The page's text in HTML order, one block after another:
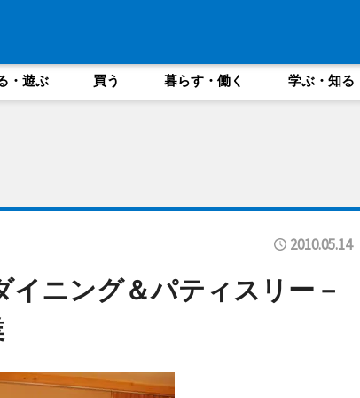
・遊ぶ 買う 暮らす・働く 学ぶ・知る
2010.05.14
イニング＆パティスリー－